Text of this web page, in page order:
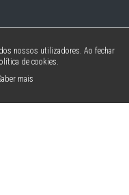
nossos utilizadores. Ao fechar
de cookies.
mais